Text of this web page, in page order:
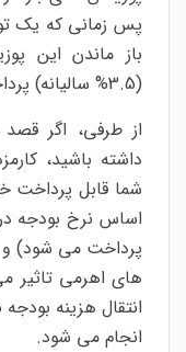
پس زمانی که یک
(3.5% سالیانه) پرداخت کنید.
شما قابل پرداخت
اساس نرخ بودجه
پرداخت می شود) و
های اهرمی تاثیر
انتقال هزینه
انجام می شود.